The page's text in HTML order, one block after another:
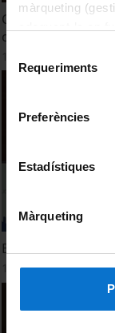
màrqueting
consultar la
de Requeriments
Preferències
Estadístiques
Màrqueting
Closing
on Energy and
Environmental
10 March, 2016